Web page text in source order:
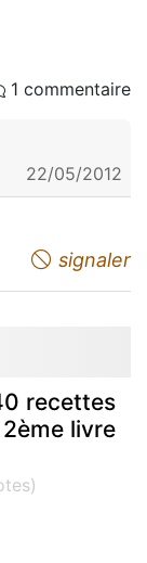
1 commentaire
22/05/2012
signaler
recettes
livre